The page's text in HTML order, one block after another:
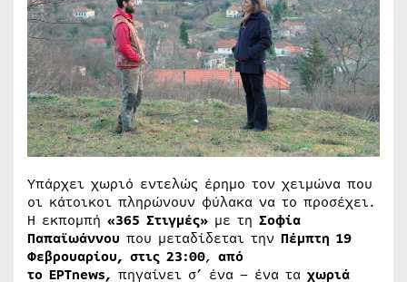
Υπάρχει χωριό εντελώς έρημο τον χειμώνα που
οι κάτοικοι πληρώνουν φύλακα να το προσέχει.
Η εκπομπή «365 Στιγμές» με τη Σοφία
Παπαϊωάννου που μεταδίδεται την Πέμπτη 19
Φεβρουαρίου, στις 23:00, από
το ΕΡΤnews, πηγαίνει σ’ ένα – ένα τα χωριά